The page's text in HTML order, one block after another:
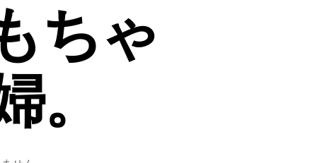
ちゃ